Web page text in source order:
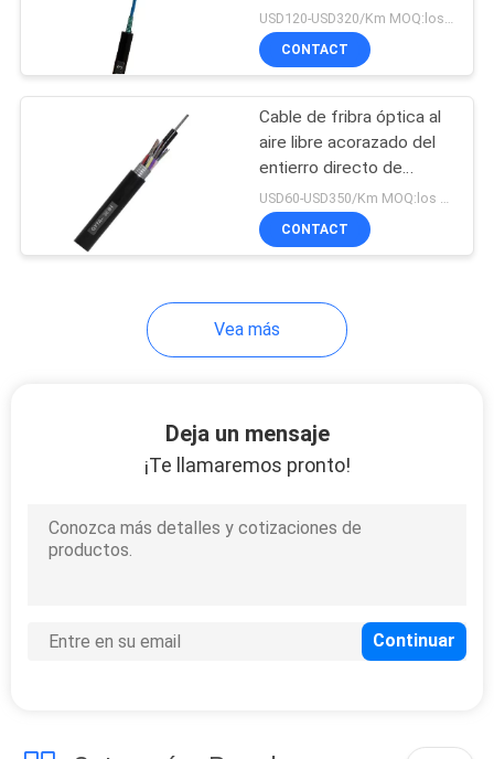
de la base de la base 6
del tubo 8 Uni
USD120-USD320/Km MOQ:los 5.01km
CONTACT
Cable de fribra óptica al
aire libre acorazado del
entierro directo de
G657a GYTA
USD60-USD350/Km MOQ:los 5.0km
CONTACT
Vea más
Deja un mensaje
¡Te llamaremos pronto!